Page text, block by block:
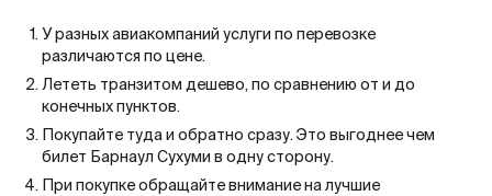
У разных авиакомпаний услуги по перевозке
различаются по цене.
Лететь транзитом дешево, по сравнению от и до
конечных пунктов.
Покупайте туда и обратно сразу. Это выгоднее чем
билет Барнаул Сухуми в одну сторону.
При покупке обращайте внимание на лучшие